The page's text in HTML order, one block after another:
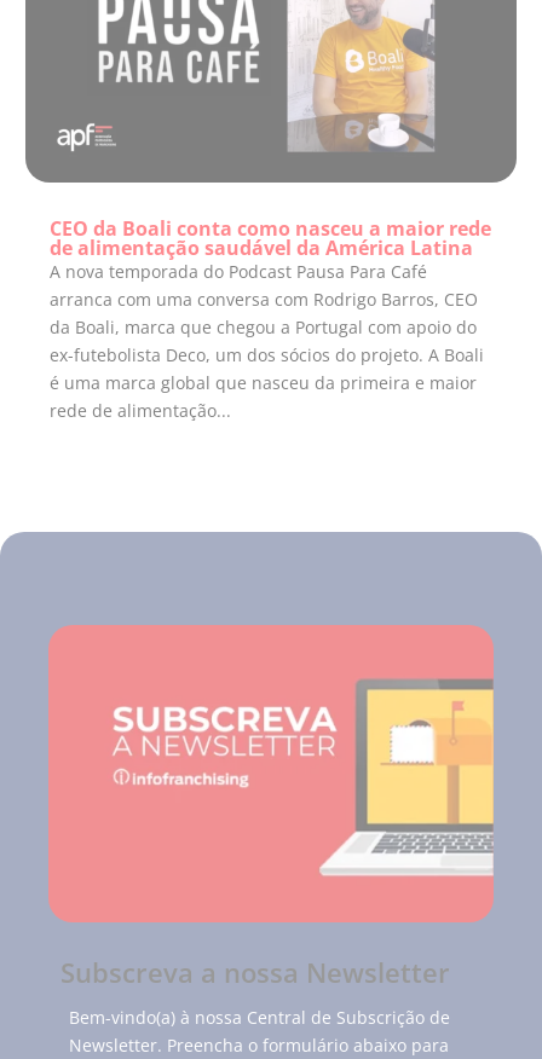
CEO da Boali conta como nasceu a maior rede
de alimentação saudável da América Latina
A nova temporada do Podcast Pausa Para Café
arranca com uma conversa com Rodrigo Barros, CEO
da Boali, marca que chegou a Portugal com apoio do
ex-futebolista Deco, um dos sócios do projeto. A Boali
é uma marca global que nasceu da primeira e maior
rede de alimentação...
Subscreva a nossa Newsletter
Bem-vindo(a) à nossa Central de Subscrição de
Newsletter. Preencha o formulário abaixo para